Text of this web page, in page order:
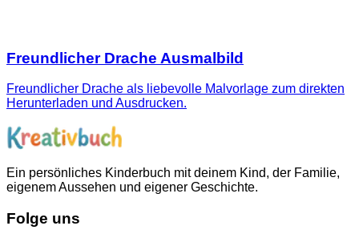
Freundlicher Drache Ausmalbild
Freundlicher Drache als liebevolle Malvorlage zum direkten
Herunterladen und Ausdrucken.
Ein persönliches Kinderbuch mit deinem Kind, der Familie,
eigenem Aussehen und eigener Geschichte.
Folge uns